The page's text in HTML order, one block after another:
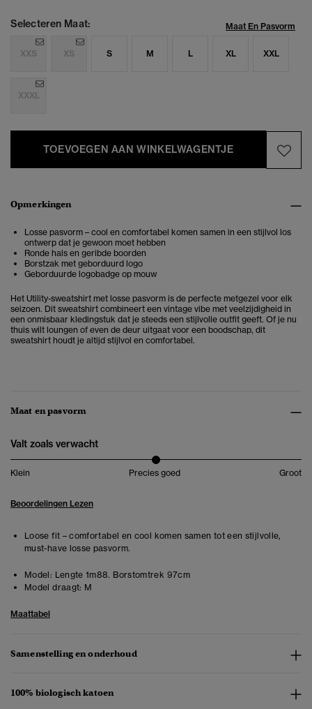
Selecteren Maat: Maat En Pasvorm
XXS XS S M L XL XXL
XXXL
TOEVOEGEN AAN WINKELWAGENTJE
Opmerkingen
Losse pasvorm – cool en comfortabel komen samen in een stijlvol los
ontwerp dat je gewoon moet hebben
Ronde hals en geribde boorden
Borstzak met geborduurd logo
Geborduurde logobadge op mouw
Het Utility-sweatshirt met losse pasvorm is de perfecte metgezel voor elk
seizoen. Dit sweatshirt combineert een vintage vibe met veelzijdigheid in
een onmisbaar kledingstuk dat je steeds een stijlvolle outfit geeft. Of je nu
thuis wilt loungen of even de deur uitgaat voor een boodschap, dit
sweatshirt houdt je altijd stijlvol en comfortabel.
Maat en pasvorm
Valt zoals verwacht
Klein Precies goed Groot
Beoordelingen Lezen
Loose fit – comfortabel en cool komen samen tot een stijlvolle,
must-have losse pasvorm.
Model: Lengte 1m88. Borstomtrek 97cm
Model draagt: M
Maattabel
Samenstelling en onderhoud
100% biologisch katoen